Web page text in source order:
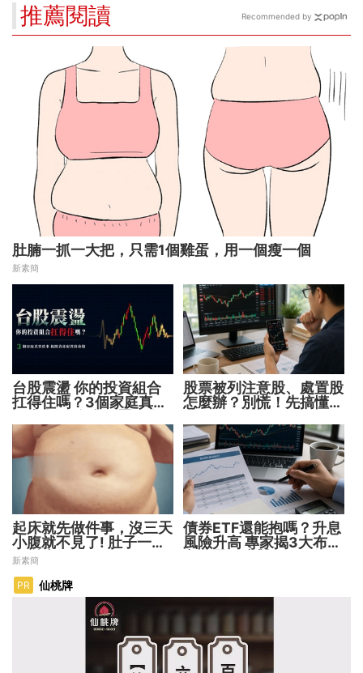
推薦閱讀
肚腩一抓一大把，只需1個雞蛋，用一個瘦一個
新素簡
台股震盪 你的投資組合
扛得住嗎？3個家庭真實
傷
股票被列注意股、處置股
怎麼辦？別慌！先搞懂背
起床就先做件事，沒三天
小腹就不見了! 肚子一天
天變小！
新素簡
債券ETF還能抱嗎？升息
風險升高 專家揭3大布局
PR 仙桃牌
Recommended by